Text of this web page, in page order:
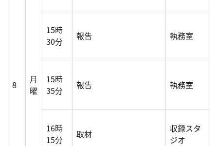
8
月
曜
15時
30分
報告 執務室
15時
35分
報告 執務室
16時
15分
取材
収録スタ
ジオ